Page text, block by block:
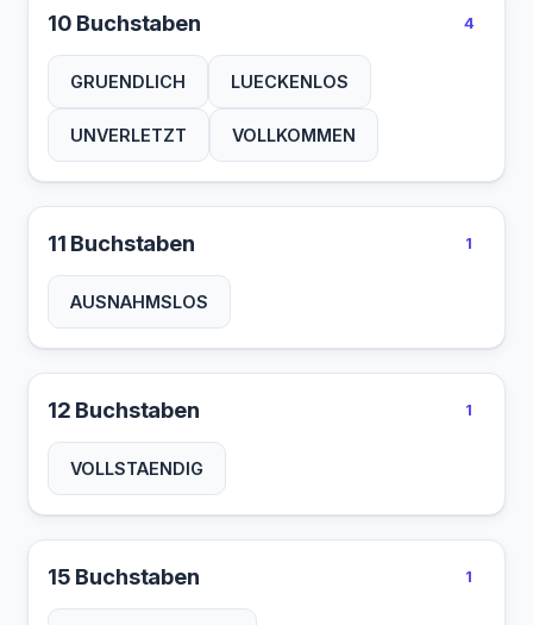
10 Buchstaben 4
GRUENDLICH LUECKENLOS
UNVERLETZT VOLLKOMMEN
11 Buchstaben 1
AUSNAHMSLOS
12 Buchstaben 1
VOLLSTAENDIG
15 Buchstaben 1